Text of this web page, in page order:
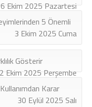
6 Ekim 2025 Pazartesi
5 Önemli
3 Ekim 2025 Cuma
Gösterir
2 Ekim 2025 Perşembe
Karar
30 Eylül 2025 Salı